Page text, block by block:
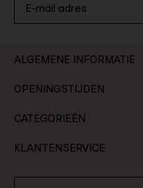
ALGEMENE INFORMATIE
OPENINGSTIJDEN
CATEGORIEËN
KLANTENSERVICE